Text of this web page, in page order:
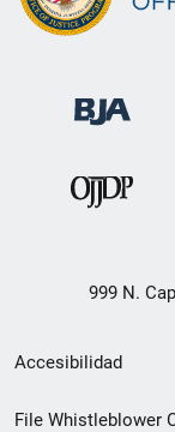
999 N.
Menú
de
Accesibilidad
File Whistleblower